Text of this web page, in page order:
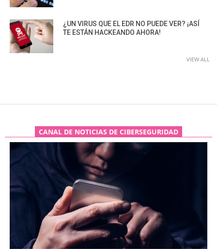
¿UN VIRUS QUE EL EDR NO PUEDE VER? ¡ASÍ
TE ESTÁN HACKEANDO AHORA!
VIEW ALL
CANAL DE NOTICIAS DE CIBERSEGURIDAD